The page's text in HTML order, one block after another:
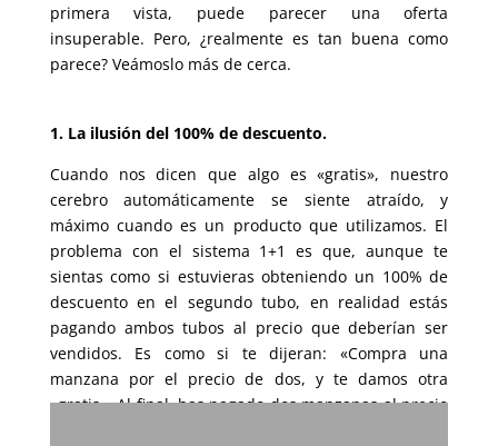
primera vista, puede parecer una oferta
insuperable. Pero, ¿realmente es tan buena como
parece? Veámoslo más de cerca.
1. La ilusión del 100% de descuento.
Cuando nos dicen que algo es «gratis», nuestro
cerebro automáticamente se siente atraído, y
máximo cuando es un producto que utilizamos. El
problema con el sistema 1+1 es que, aunque te
sientas como si estuvieras obteniendo un 100% de
descuento en el segundo tubo, en realidad estás
pagando ambos tubos al precio que deberían ser
vendidos. Es como si te dijeran: «Compra una
manzana por el precio de dos, y te damos otra
«gratis». Al final, has pagado dos manzanas al precio